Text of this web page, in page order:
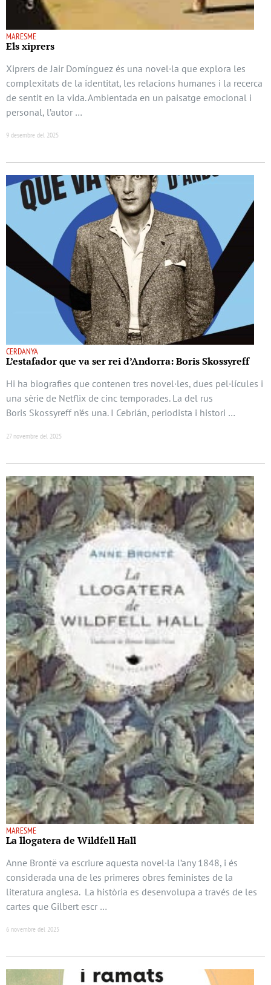
MARESME
Els xiprers
Xiprers de Jair Domínguez és una novel·la que explora les
complexitats de la identitat, les relacions humanes i la recerca
de sentit en la vida. Ambientada en un paisatge emocional i
personal, l’autor …
9 desembre del 2025
CERDANYA
L’estafador que va ser rei d’Andorra: Boris Skossyreff
Hi ha biografies que contenen tres novel·les, dues pel·lícules i
una sèrie de Netflix de cinc temporades. La del rus
Boris Skossyreff n’és una. I Cebrián, periodista i histori …
27 novembre del 2025
MARESME
La llogatera de Wildfell Hall
Anne Brontë va escriure aquesta novel·la l’any 1848, i és
considerada una de les primeres obres feministes de la
literatura anglesa. La història es desenvolupa a través de les
cartes que Gilbert escr …
6 novembre del 2025